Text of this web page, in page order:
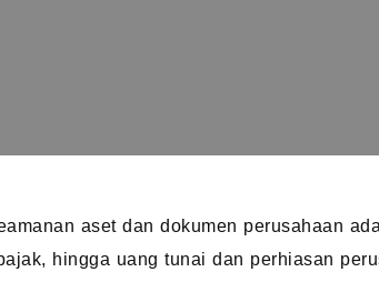
aset dan dokumen perusahaan
hingga uang tunai dan perhiasan